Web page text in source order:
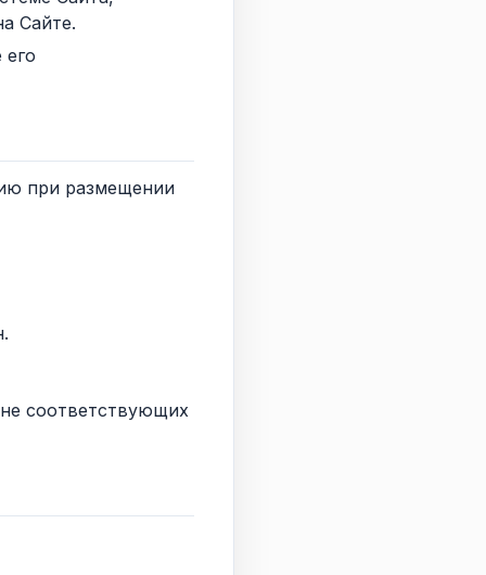
Сайте.
при размещении
соответствующих